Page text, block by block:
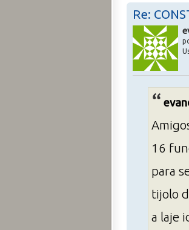
Re:
16
para
tijolo
a laje